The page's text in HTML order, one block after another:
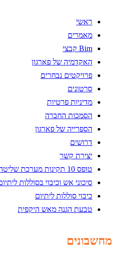
ראשי
מאמרים
Bim קבצי
האקדמיה של פארגון
פרויקטים נבחרים
סרטונים
מדיניות פרטיות
הסמכות החברה
הספרייה של פארגון
דרושים
יצירת קשר
טופס 10 תקינות מערכת שליטה בעשן
סיכוני אש וכיבוי בסוללות
כיבוי סוללות ליתיום
טבעת הגנה מאש היקפית
מחשבונים